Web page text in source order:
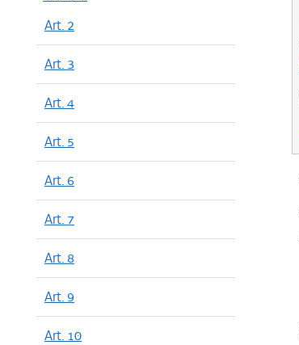
Art. 2
Art. 3
Art. 4
Art. 5
Art. 6
Art. 7
Art. 8
Art. 9
Art. 10